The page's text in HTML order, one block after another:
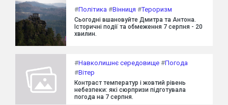
#Політика #Вінниця #Тероризм
Сьогодні вшановуйте Дмитра та Антона.
Історичні події та обмеження 7 серпня - 20
хвилин.
#Навколишнє середовище #Погода
#Вітер
Контраст температур і жовтий рівень
небезпеки: які сюрпризи підготувала
погода на 7 серпня.